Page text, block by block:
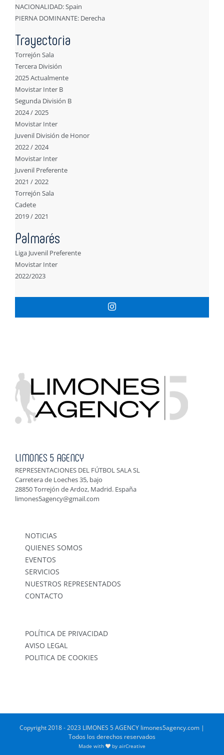
NACIONALIDAD: Spain
PIERNA DOMINANTE: Derecha
Trayectoria
Torrejón Sala
Tercera División
2025 Actualmente
Movistar Inter B
Segunda División B
2024 / 2025
Movistar Inter
Juvenil División de Honor
2022 / 2024
Movistar Inter
Juvenil Preferente
2021 / 2022
Torrejón Sala
Cadete
2019 / 2021
Palmarés
Liga Juvenil Preferente
Movistar Inter
2022/2023
LIMONES 5 AGENCY
REPRESENTACIONES DEL FÚTBOL SALA SL
Carretera de Loeches 35, bajo
28850 Torrejón de Ardoz, Madrid. España
limones5agency@gmail.com
NOTICIAS
QUIENES SOMOS
EVENTOS
SERVICIOS
NUESTROS REPRESENTADOS
CONTACTO
POLÍTICA DE PRIVACIDAD
AVISO LEGAL
POLITICA DE COOKIES
Copyright 2018 - 2023 LIMONES 5 AGENCY limones5agency.com |
Todos los derechos reservados
Made with by airCreative